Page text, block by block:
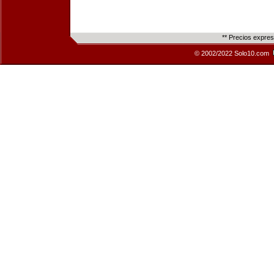
** Precios
© 2002/2022 Solo10.com